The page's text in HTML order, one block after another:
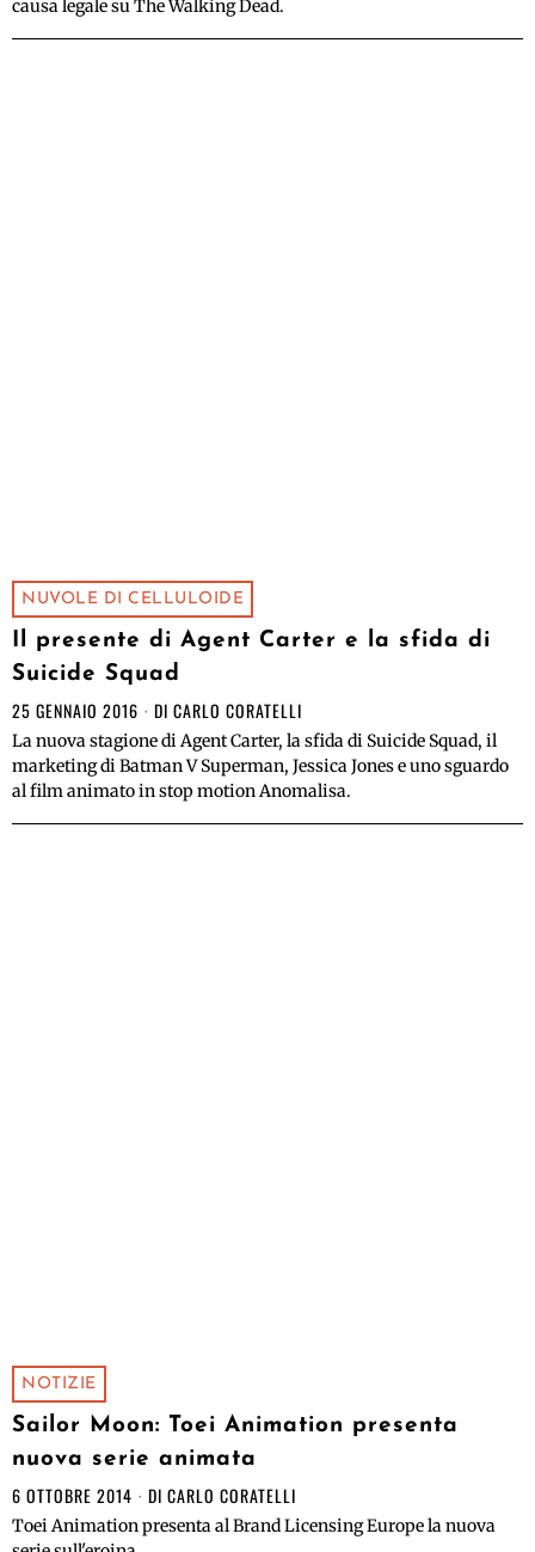
causa legale su The Walking Dead.
NUVOLE DI CELLULOIDE
Il presente di Agent Carter e la sfida di
Suicide Squad
25 GENNAIO 2016 DI CARLO CORATELLI
La nuova stagione di Agent Carter, la sfida di Suicide Squad, il
marketing di Batman V Superman, Jessica Jones e uno sguardo
al film animato in stop motion Anomalisa.
NOTIZIE
Sailor Moon: Toei Animation presenta
nuova serie animata
6 OTTOBRE 2014 DI CARLO CORATELLI
Toei Animation presenta al Brand Licensing Europe la nuova